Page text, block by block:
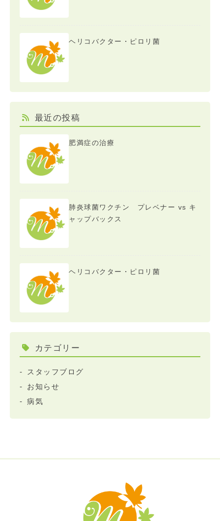
ヘリコバクター・ピロリ菌
最近の投稿
肥満症の治療
肺炎球菌ワクチン プレベナー vs キ
ャップバックス
ヘリコバクター・ピロリ菌
カテゴリー
スタッフブログ
お知らせ
病気